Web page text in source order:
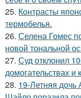
25. Контрасты
термобелья.
26. Селена Гомес
новой тональной
27. Суд отклонил
домогательствах и
28. 19-Летняя